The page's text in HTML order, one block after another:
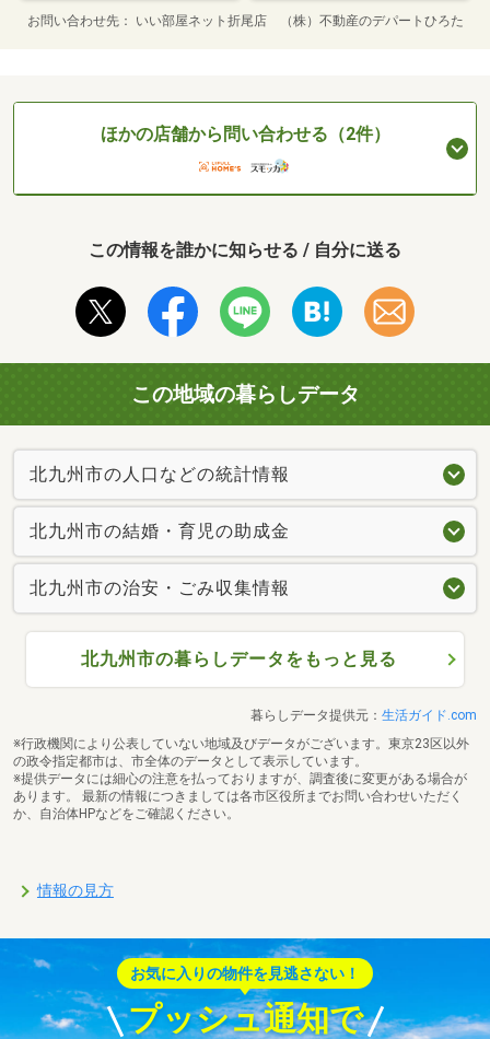
お問い合わせ先 いい部屋ネット折尾店 （株）不動産のデパートひろた
ほかの店舗から問い合わせる（2件）
この情報を誰かに知らせる / 自分に送る
この地域の暮らしデータ
北九州市の人口などの統計情報
北九州市の結婚・育児の助成金
北九州市の治安・ごみ収集情報
北九州市の暮らしデータをもっと見る
暮らしデータ提供元： 生活ガイド.com
※行政機関により公表していない地域及びデータがございます。東京23区以外
の政令指定都市は、市全体のデータとして表示しています。
※提供データには細心の注意を払っておりますが、調査後に変更がある場合が
あります。 最新の情報につきましては各市区役所までお問い合わせいただく
か、自治体HPなどをご確認ください。
情報の見方
お気に入りの物件を見逃さない！
プッシュ通知で